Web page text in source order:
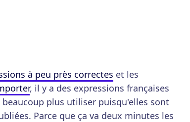
à peu près correctes et les
, il y a des expressions françaises
plus utiliser puisqu'elles sont
Parce que ça va deux minutes les